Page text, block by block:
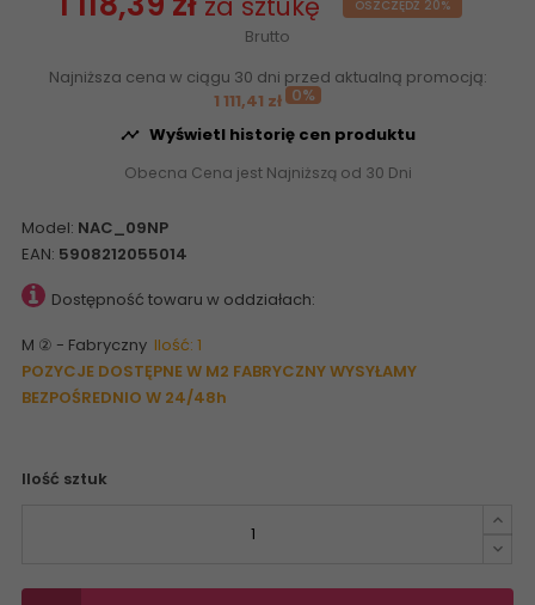
OSZCZĘDŹ 20%
Brutto
Najniższa cena w ciągu 30 dni przed aktualną promocją:
1 111,41 zł 0%
 Wyświetl historię cen produktu
Obecna Cena jest Najniższą od 30 Dni
Model: NAC_09NP
EAN: 5908212055014
Dostępność towaru w oddziałach:
M ② - Fabryczny Ilość: 1
POZYCJE DOSTĘPNE W M2 FABRYCZNY WYSYŁAMY
BEZPOŚREDNIO W 24/48h
Ilość sztuk